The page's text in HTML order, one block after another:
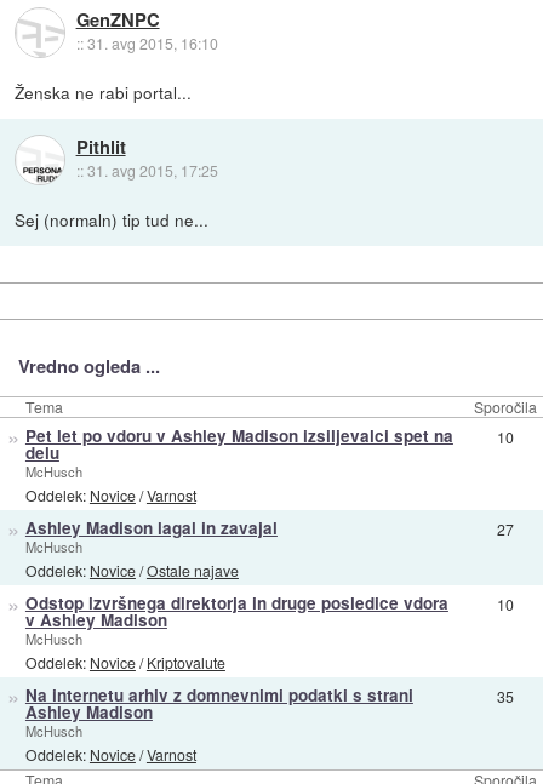
GenZNPC
::31. avg 2015, 16:10
Ženska ne rabi portal...
Pithlit
::31. avg 2015, 17:25
Sej (normaln) tip tud ne...
Vredno ogleda ...
Tema Sporočila
» Pet let po vdoru v Ashley Madison izsiljevalci spet na
delu
McHusch
Oddelek: Novice/Varnost
10
» Ashley Madison lagal in zavajal
McHusch
Oddelek: Novice/Ostale najave
27
» Odstop izvršnega direktorja in druge posledice vdora
v Ashley Madison
McHusch
Oddelek: Novice/Kriptovalute
10
» Na internetu arhiv z domnevnimi podatki s strani
Ashley Madison
McHusch
Oddelek: Novice/Varnost
35